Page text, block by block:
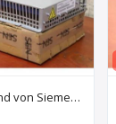
Bremswiderstand von Siemens – 6SL3100-1BE21-3AA0